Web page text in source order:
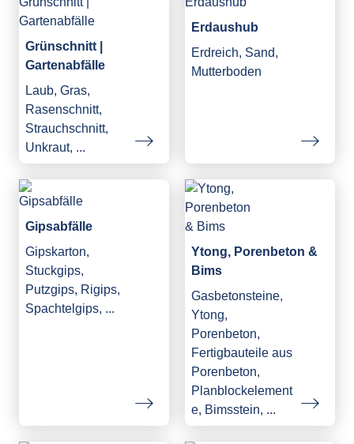
Grünschnitt |
Gartenabfälle
Laub, Gras,
Rasenschnitt,
Strauchschnitt,
Unkraut, ...
Erdaushub
Erdreich, Sand,
Mutterboden
Gipsabfälle
Gipskarton,
Stuckgips,
Putzgips, Rigips,
Spachtelgips, ...
Ytong, Porenbeton &
Bims
Gasbetonsteine,
Ytong,
Porenbeton,
Fertigbauteile aus
Porenbeton,
Planblockelement
e, Bimsstein, ...